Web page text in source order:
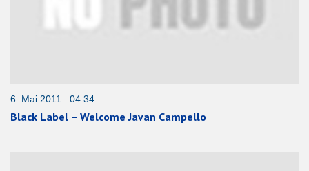
6. Mai 2011 04:34
Black Label – Welcome Javan Campello